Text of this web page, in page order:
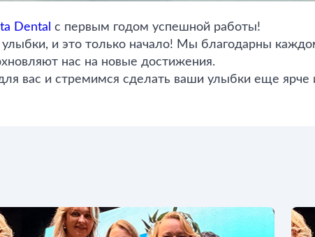
Dental с первым годом успешной работы!
и это только начало! Мы благодарны
нас на новые достижения.
вас и стремимся сделать ваши улыбки еще ярче